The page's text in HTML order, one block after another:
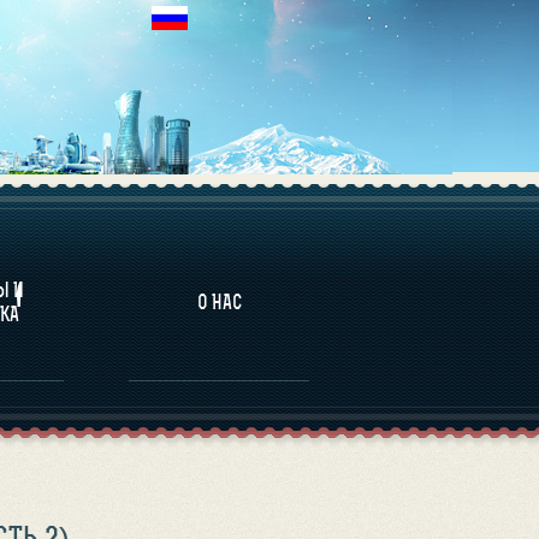
И
О НАС